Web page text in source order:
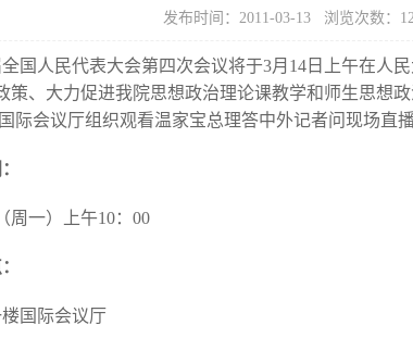
发布时间：2011-03-13 浏览次数：
国人民代表大会第四次会议将于3月14日上午在人
策、大力促进我院思想政治理论课教学和师生思想
际会议厅组织观看温家宝总理答中外记者问现场直
周一）上午10：00
国际会议厅